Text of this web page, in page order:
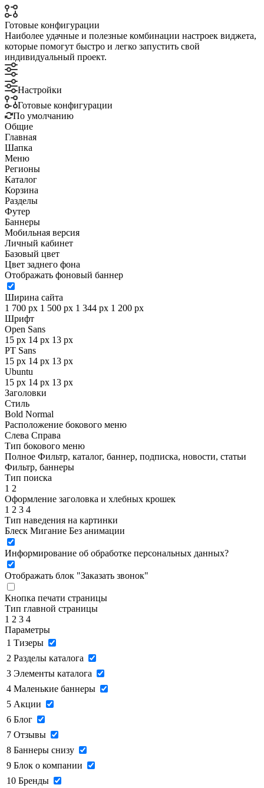
Готовые конфигурации
Наиболее удачные и полезные комбинации настроек виджета,
которые помогут быстро и легко запустить свой
индивидуальный проект.
Настройки
Готовые конфигурации
По умолчанию
Общие
Главная
Шапка
Меню
Регионы
Каталог
Корзина
Разделы
Футер
Баннеры
Мобильная версия
Личный кабинет
Базовый цвет
Цвет заднего фона
Отображать фоновый баннер
Ширина сайта
1 700 px 1 500 px 1 344 px 1 200 px
Шрифт
Open Sans
15 px 14 px 13 px
PT Sans
15 px 14 px 13 px
Ubuntu
15 px 14 px 13 px
Заголовки
Стиль
Bold Normal
Расположение бокового меню
Слева Справа
Тип бокового меню
Полное Фильтр, каталог, баннер, подписка, новости, статьи
Фильтр, баннеры
Тип поиска
1 2
Оформление заголовка и хлебных крошек
1 2 3 4
Тип наведения на картинки
Блеск Мигание Без анимации
Информирование об обработке персональных данных?
Отображать блок "Заказать звонок"
Кнопка печати страницы
Тип главной страницы
1 2 3 4
Параметры
1 Тизеры
2 Разделы каталога
3 Элементы каталога
4 Маленькие баннеры
5 Акции
6 Блог
7 Отзывы
8 Баннеры снизу
9 Блок о компании
10 Бренды